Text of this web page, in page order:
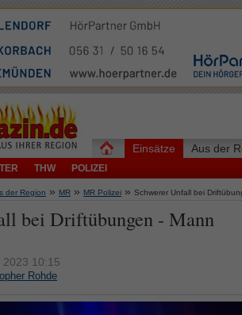
Einsätze
THW POLIZEI
Aus der
der Region » MR » MR Polizei » Schwerer Unfall bei
bei Driftübungen - Mann
10:15
Rohde